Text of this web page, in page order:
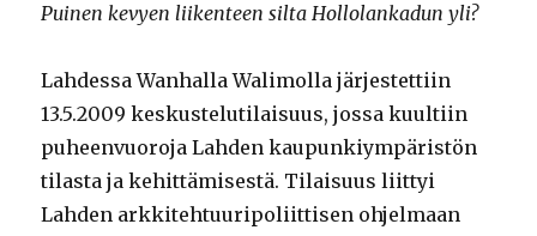
Puinen kevyen liikenteen silta Hollolankadun yli?
Lahdessa Wanhalla Walimolla järjestettiin
13.5.2009 keskustelutilaisuus, jossa kuultiin
puheenvuoroja Lahden kaupunkiympäristön
tilasta ja kehittämisestä. Tilaisuus liittyi
Lahden arkkitehtuuripoliittisen ohjelmaan